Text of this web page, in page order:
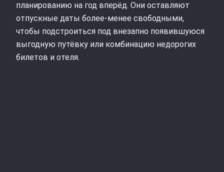
планированию на год вперёд. Они оставляют
отпускные даты более‑менее свободными,
чтобы подстроиться под внезапно появившуюся
выгодную путёвку или комбинацию недорогих
билетов и отеля.